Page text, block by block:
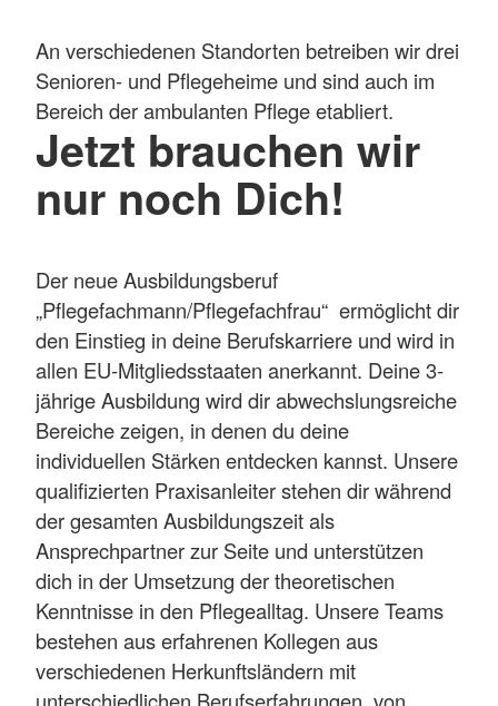
An verschiedenen Standorten betreiben wir drei
Senioren- und Pflegeheime und sind auch im
Bereich der ambulanten Pflege etabliert.
Jetzt brauchen wir
nur noch Dich!
Der neue Ausbildungsberuf
„Pflegefachmann/Pflegefachfrau“ ermöglicht dir
den Einstieg in deine Berufskarriere und wird in
allen EU-Mitgliedsstaaten anerkannt. Deine 3-
jährige Ausbildung wird dir abwechslungsreiche
Bereiche zeigen, in denen du deine
individuellen Stärken entdecken kannst. Unsere
qualifizierten Praxisanleiter stehen dir während
der gesamten Ausbildungszeit als
Ansprechpartner zur Seite und unterstützen
dich in der Umsetzung der theoretischen
Kenntnisse in den Pflegealltag. Unsere Teams
bestehen aus erfahrenen Kollegen aus
verschiedenen Herkunftsländern mit